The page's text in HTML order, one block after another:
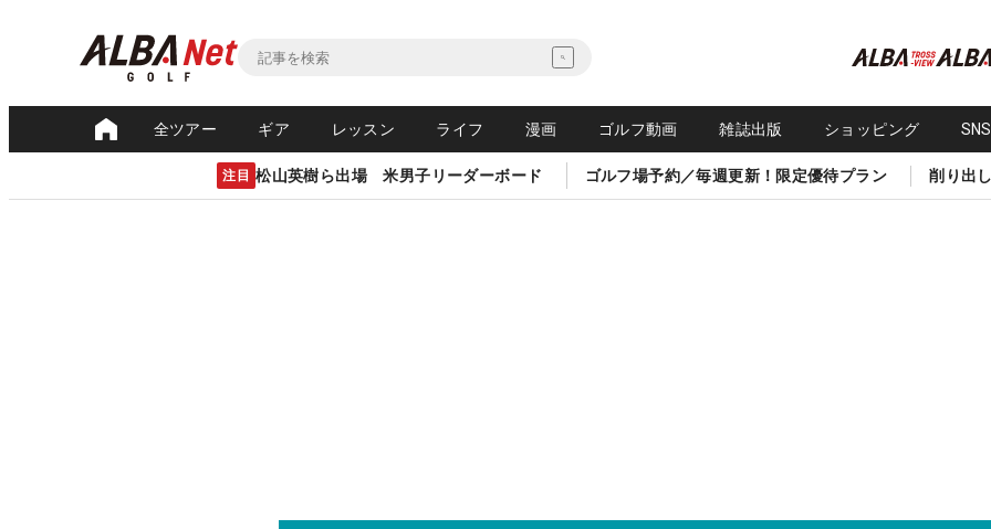
全ツアー ギア レッスン ライフ 漫画 ゴルフ動画 雑誌出版 ショッピング
注目 松山英樹ら出場 米男子リーダーボード ゴルフ場予約／毎週更新！限定優待プラン 削り出